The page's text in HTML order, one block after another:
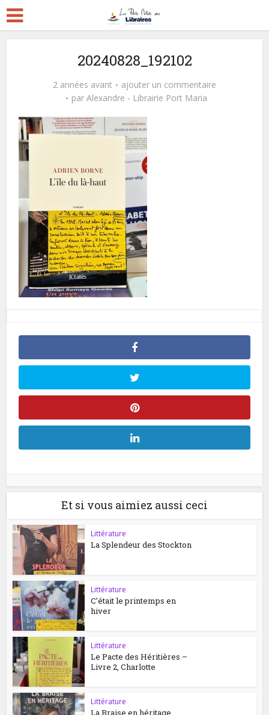
20240828_192102
2 années avant
ajouter un commentaire
par Alexandre - Librairie Port Maria
Et si vous aimiez aussi ceci
Littérature
La Splendeur des Stockton
Littérature
C’était le printemps en
hiver
Littérature
Le Pacte des Héritières –
Livre 2, Charlotte
Littérature
La Braise en héritage